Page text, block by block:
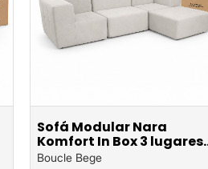
Sofá Modular Nara
Komfort In Box 3 lugares
com 1 puff em
Boucle Bege